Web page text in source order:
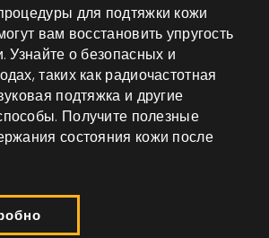
для подтяжки кожи
вам восстановить упругость
Узнайте о безопасных и
таких как радиочастотная
подтяжка и другие
Получите полезные
состояния кожи после